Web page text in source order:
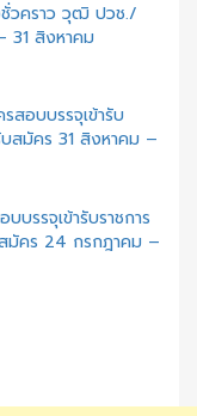
วคราว วุฒิ ปวช./
31 สิงหาคม
สอบบรรจุเข้ารับ
สมัคร 31 สิงหาคม –
รรจุเข้ารับราชการ
คร 24 กรกฎาคม –